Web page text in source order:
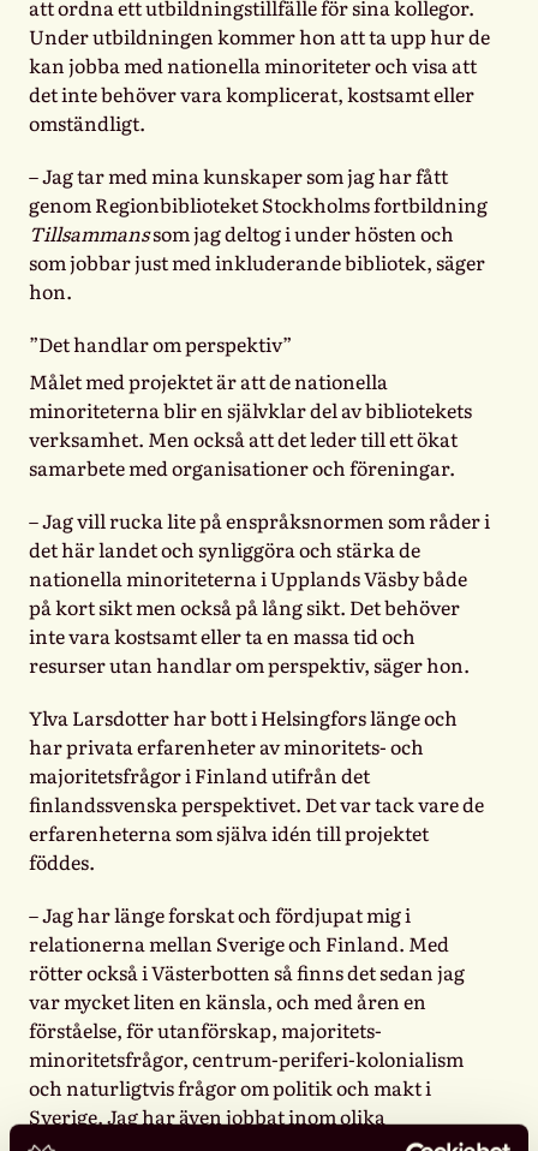
att ordna ett utbildningstillfälle för sina kollegor.
Under utbildningen kommer hon att ta upp hur de
kan jobba med nationella minoriteter och visa att
det inte behöver vara komplicerat, kostsamt eller
omständligt.
– Jag tar med mina kunskaper som jag har fått
genom Regionbiblioteket Stockholms fortbildning
Tillsammanssom jag deltog i under hösten och
som jobbar just med inkluderande bibliotek, säger
hon.
”Det handlar om perspektiv”
Målet med projektet är att de nationella
minoriteterna blir en självklar del av bibliotekets
verksamhet. Men också att det leder till ett ökat
samarbete med organisationer och föreningar.
– Jag vill rucka lite på enspråksnormen som råder i
det här landet och synliggöra och stärka de
nationella minoriteterna i Upplands Väsby både
på kort sikt men också på lång sikt. Det behöver
inte vara kostsamt eller ta en massa tid och
resurser utan handlar om perspektiv, säger hon.
Ylva Larsdotter har bott i Helsingfors länge och
har privata erfarenheter av minoritets- och
majoritetsfrågor i Finland utifrån det
finlandssvenska perspektivet. Det var tack vare de
erfarenheterna som själva idén till projektet
föddes.
– Jag har länge forskat och fördjupat mig i
relationerna mellan Sverige och Finland. Med
rötter också i Västerbotten så finns det sedan jag
var mycket liten en känsla, och med åren en
förståelse, för utanförskap, majoritets-
minoritetsfrågor, centrum-periferi-kolonialism
och naturligtvis frågor om politik och makt i
Sverige. Jag har även jobbat inom olika
flerspråkighets- och inkluderingsprojekt i